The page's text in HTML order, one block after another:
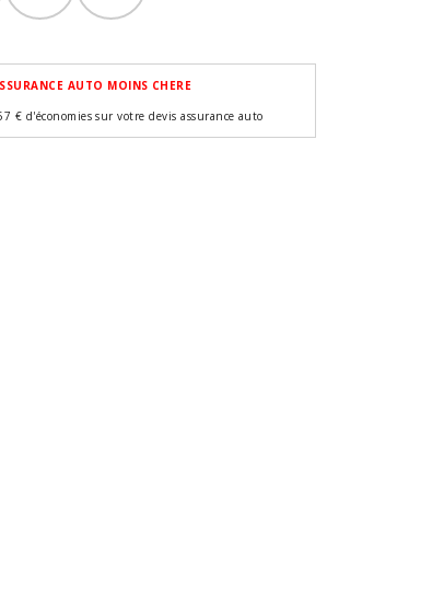
AUTO MOINS CHERE
€ d'économies sur votre devis assurance auto